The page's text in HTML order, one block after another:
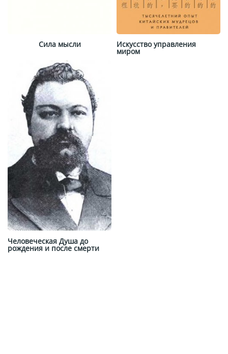
Сила мысли Искусство управления
миром
Человеческая Душа до
рождения и после смерти